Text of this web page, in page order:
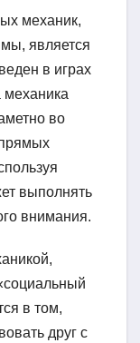
механик,
является
в играх
механика
во
выполнять
внимания.
в том,
друг с